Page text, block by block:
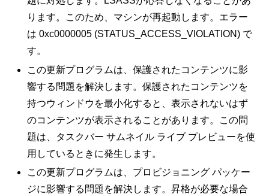
ります。このため、マシンが再起動します。エラー
は 0xc0000005 (STATUS_ACCESS_VIOLATION) で
す。
この更新プログラムは、保護されたコンテンツに影
響する問題を解決します。保護されたコンテンツを
持つウィンドウを最小化すると、表示されないはず
のコンテンツが表示されることがあります。この問
題は、タスクバー サムネイル ライブ プレビューを使
用しているときに発生します。
この更新プログラムは、プロビジョニング パッケー
ジに影響する問題を解決します。昇格が必要な場合